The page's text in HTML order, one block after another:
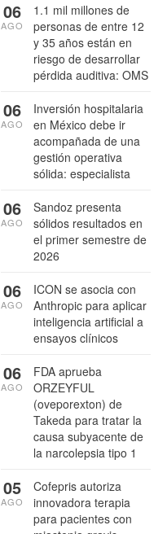
1.1 mil millones de
personas de entre 12
y 35 años están en
riesgo de desarrollar
pérdida auditiva: OMS
06
AGO
Inversión hospitalaria
en México debe ir
acompañada de una
gestión operativa
sólida: especialista
06
AGO
Sandoz presenta
sólidos resultados en
el primer semestre de
2026
06
AGO
ICON se asocia con
Anthropic para aplicar
inteligencia artificial a
ensayos clínicos
06
AGO
FDA aprueba
ORZEYFUL
(oveporexton) de
Takeda para tratar la
causa subyacente de
la narcolepsia tipo 1
06
AGO
Cofepris autoriza
innovadora terapia
para pacientes con
05
AGO